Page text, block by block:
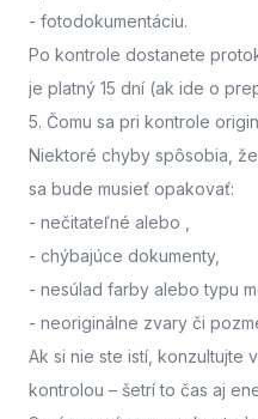
- fotodokumentáciu.
Po kontrole dostanete
je platný 15 dní (ak ide o
5. Čomu sa pri kontrole
Niektoré chyby spôsobia,
sa bude musieť opakovať:
- nečitateľné alebo
- chýbajúce dokumenty,
- nesúlad farby alebo typu
- neoriginálne zvary či
Ak si nie ste istí, konzultujte
kontrolou – šetrí to čas aj